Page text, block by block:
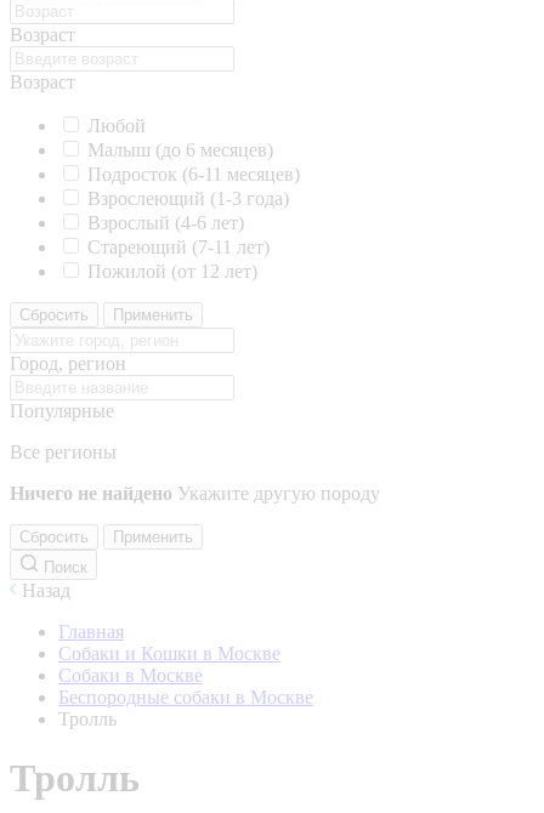
Возраст
Возраст
Любой
Малыш (до 6 месяцев)
Подросток (6-11 месяцев)
Взрослеющий (1-3 года)
Взрослый (4-6 лет)
Стареющий (7-11 лет)
Пожилой (от 12 лет)
Сбросить Применить
Город, регион
Популярные
Все регионы
Ничего не найдено Укажите другую породу
Сбросить
Применить
Поиск
Назад
Главная
Собаки и Кошки в Москве
Собаки в Москве
Беспородные собаки в Москве
Тролль
Тролль